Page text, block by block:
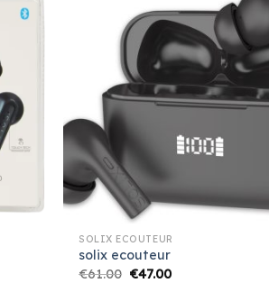
SOLIX ECOUTEUR
solix ecouteur
€61.00 €47.00